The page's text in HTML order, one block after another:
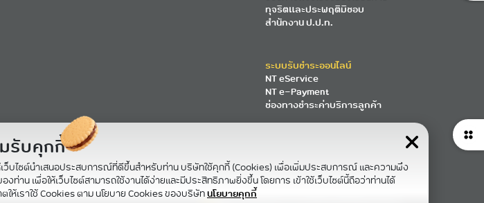
รับคุกกี้
เว็บไซต์นำเสนอประสบการณ์ที่ดีขึ้นสำหรับท่าน บริษัทใช้คุกกี้ (Cookies) เพื่อเพิ่มประสบการณ์ และความพึง
งท่าน เพื่อให้เว็บไซต์สามารถใช้งานได้ง่ายและมีประสิทธิภาพยิ่งขึ้น โดยการ เข้าใช้เว็บไซต์นี้ถือว่าท่านได้
ให้เราใช้ Cookies ตาม นโยบาย Cookies ของบริษัทนโยบายคุกกี้
ทุจริตและประพฤติมิชอบ
สำนักงาน ป.ป.ท.
ระบบรับชำระออนไลน์
NT eService
NT e-Payment
ช่องทางชำระค่าบริการลูกค้า